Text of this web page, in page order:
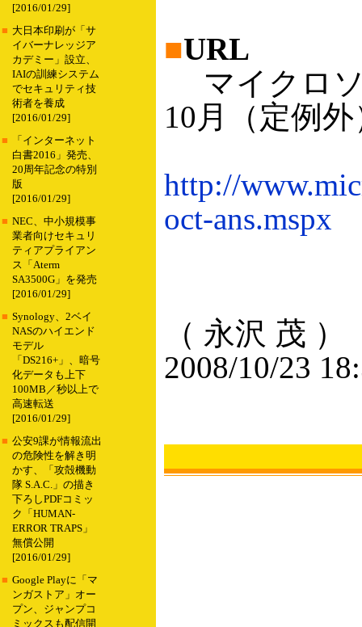
[2016/01/29]
■ 大日本印刷が「サ
イバーナレッジア
カデミー」設立、
IAIの訓練システム
でセキュリティ技
術者を養成
[2016/01/29]
■
「インターネット
白書2016」発売、
20周年記念の特別
版
[2016/01/29]
■ NEC、中小規模事
業者向けセキュリ
ティアプライアン
ス「Aterm
SA3500G」を発売
[2016/01/29]
■ Synology、2ベイ
NASのハイエンド
モデル
「DS216+」、暗号
化データも上下
100MB／秒以上で
高速転送
[2016/01/29]
■ 公安9課が情報流出
の危険性を解き明
かす、「攻殻機動
隊 S.A.C.」の描き
下ろしPDFコミッ
ク「HUMAN-
ERROR TRAPS」
無償公開
[2016/01/29]
■ Google Playに「マ
ンガストア」オー
プン、ジャンプコ
ミックスも配信開
■URL
マイクロソ
10月（定例外
http://
oct-ans.mspx
（ 永沢 茂 ）
2008/10/23